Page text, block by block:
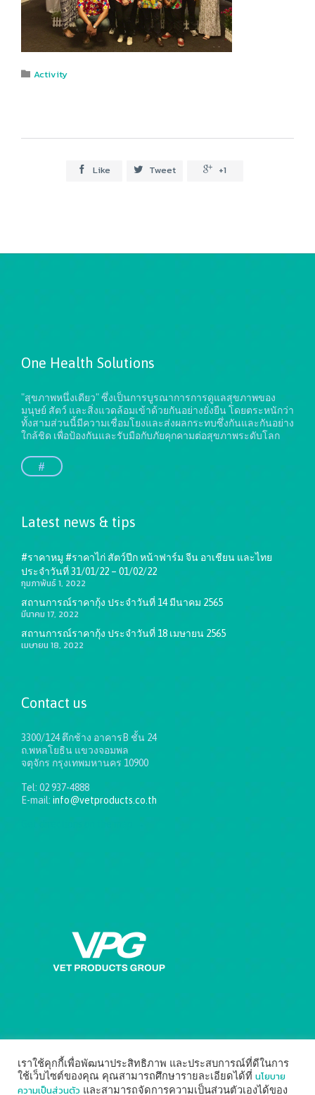
 Category
Activity
 Like  Tweet  +1
One Health Solutions
"สุขภาพหนึ่งเดียว" ซึ่งเป็นการบูรณาการการดูแลสุขภาพของ
มนุษย์ สัตว์ และสิ่งแวดล้อมเข้าด้วยกันอย่างยั่งยืนโดยตระหนักว่า
ทั้งสามส่วนนี้มีความเชื่อมโยงและส่งผลกระทบซึ่งกันและกันอย่าง
ใกล้ชิด เพื่อป้องกันและรับมือกับภัยคุกคามต่อสุขภาพระดับโลก
#
Latest news & tips
#ราคาหมู #ราคาไก่ สัตว์ปีก หน้าฟาร์ม จีน อาเชียน และไทย
ประจำวันที่ 31/01/22 – 01/02/22
กุมภาพันธ์ 1, 2022
สถานการณ์ราคากุ้ง ประจำวันที่ 14 มีนาคม 2565
มีนาคม 17, 2022
สถานการณ์ราคากุ้ง ประจำวันที่ 18 เมษายน 2565
เมษายน 18, 2022
Contact us
3300/124 ตึกช้าง อาคารB ชั้น 24
ถ.พหลโยธิน แขวงจอมพล
จตุจักร กรุงเทพมหานคร 10900
Tel: 02 937-4888
E-mail: info@vetproducts.co.th
เราใช้คุกกี้เพื่อพัฒนาประสิทธิภาพ และประสบการณ์ที่ดีในการ
ใช้เว็บไซต์ของคุณ คุณสามารถศึกษารายละเอียดได้ที่ นโยบาย
ความเป็นส่วนตัว และสามารถจัดการความเป็นส่วนตัวเองได้ของ